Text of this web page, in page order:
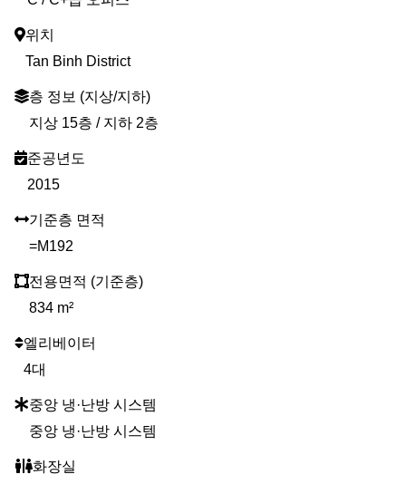
위치
Tan Binh District
층 정보 (지상/지하)
지상 15층 / 지하 2층
준공년도
2015
기준층 면적
=M192
전용면적 (기준층)
834 m²
엘리베이터
4대
중앙 냉·난방 시스템
중앙 냉·난방 시스템
화장실